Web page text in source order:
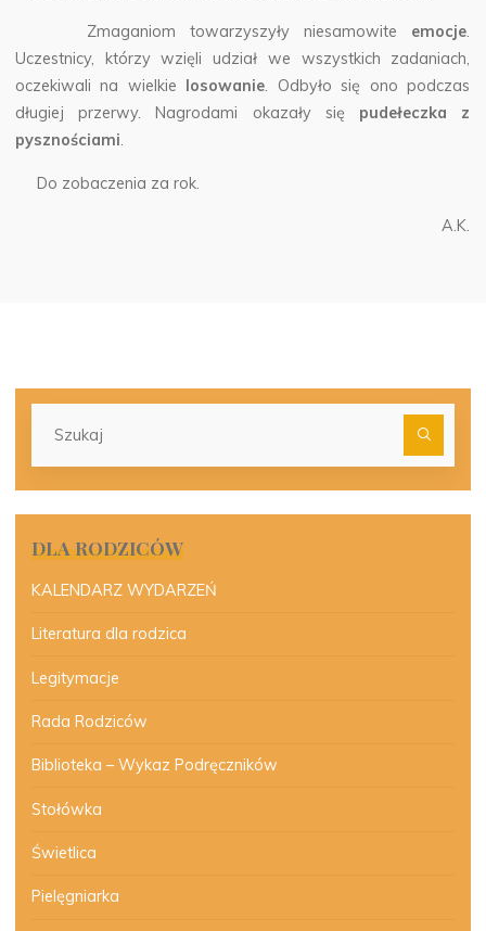
Zmaganiom towarzyszyły niesamowite emocje.
Uczestnicy, którzy wzięli udział we wszystkich zadaniach,
oczekiwali na wielkie losowanie. Odbyło się ono podczas
długiej przerwy. Nagrodami okazały się pudełeczka z
pysznościami.
Do zobaczenia za rok.
A.K.
DLA RODZICÓW
KALENDARZ WYDARZEŃ
Literatura dla rodzica
Legitymacje
Rada Rodziców
Biblioteka – Wykaz Podręczników
Stołówka
Świetlica
Pielęgniarka